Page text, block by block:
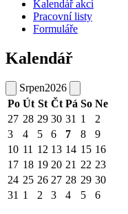
Kalendář akcí
Pracovní listy
Formuláře
Kalendář
Srpen2026
Po Út St Čt Pá So Ne
27 28 29 30 31 1
2
3
4 5 6 7 8
9
10 11 12 13 14 15 16
17 18 19 20 21 22 23
24 25 26 27 28 29 30
31 1 2 3 4 5 6